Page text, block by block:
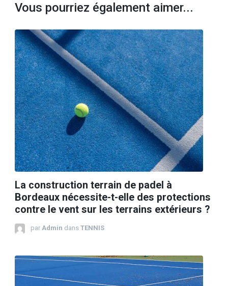
Vous pourriez également aimer...
La construction terrain de padel à
Bordeaux nécessite-t-elle des protections
contre le vent sur les terrains extérieurs ?
par Admin dans TENNIS